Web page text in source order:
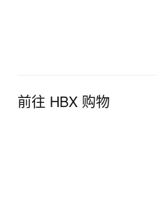
前往 HBX 购物